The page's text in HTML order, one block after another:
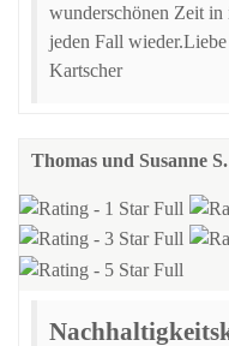
wunderschönen Zeit
jeden Fall
Kartscher
Thomas und Susanne S.